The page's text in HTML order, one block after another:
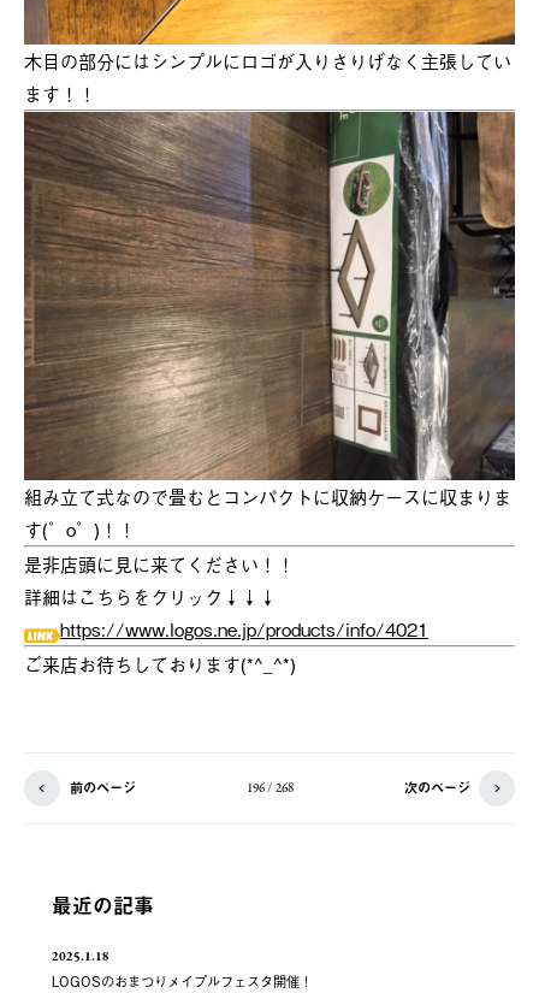
木目の部分にはシンプルにロゴが入りさりげなく主張してい
ます！！
組み立て式なので畳むとコンパクトに収納ケースに収まりま
す(゜o゜)！！
是非店頭に見に来てください！！
詳細はこちらをクリック↓↓↓
https://www.logos.ne.jp/products/info/4021
ご来店お待ちしております(*^_^*)
前のページ 196 / 268 次のページ
最近の記事
2025.1.18
LOGOSのおまつりメイプルフェスタ開催！